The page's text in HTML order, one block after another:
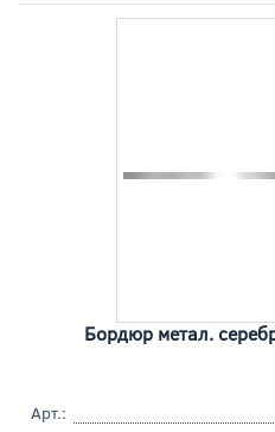
Бордюр метал.
Арт.: